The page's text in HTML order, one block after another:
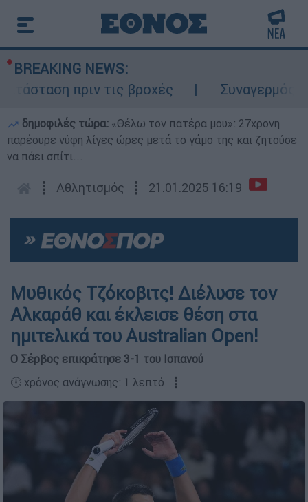
BREAKING NEWS:
πριν τις βροχές
Συναγερμός
δημοφιλές τώρα: «Θέλω τον πατέρα μου»: 27χρονη
παρέσυρε νύφη λίγες ώρες μετά το γάμο της και ζητούσε
να πάει σπίτι...
┋ Αθλητισμός ┋ 21.01.2025 16:19
Μυθικός Τζόκοβιτς! Διέλυσε τον
Αλκαράθ και έκλεισε θέση στα
ημιτελικά του Australian Open!
Ο Σέρβος επικράτησε 3-1 του Ισπανού
🕛 χρόνος ανάγνωσης: 1 λεπτό ┋